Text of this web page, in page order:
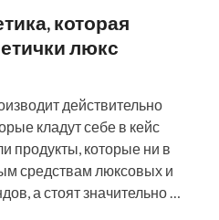
которая
люкс
действительно
кладут себе в кейс
продукты, которые ни в
средствам люксовых и
а стоят значительно …